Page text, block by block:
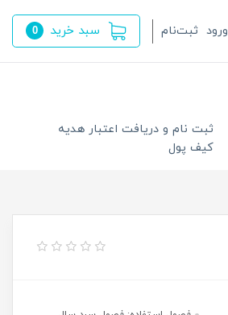
ورود ثبت‌نام سبد خرید 0
ثبت نام و دریافت اعتبار هدیه
کیف پول